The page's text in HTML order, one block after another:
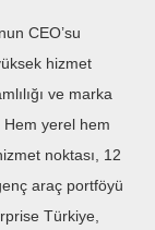
CEO’su
hizmet
ve marka
yerel hem
noktası, 12
araç portföyü
Türkiye,